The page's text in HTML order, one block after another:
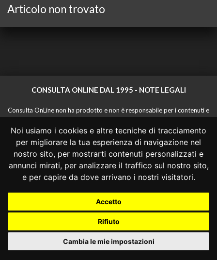
Noi usiamo i cookies e altre tecniche di tracciamento
per migliorare la tua esperienza di navigazione nel
nostro sito, per mostrarti contenuti personalizzati e
annunci mirati, per analizzare il traffico sul nostro sito,
e per capire da dove arrivano i nostri visitatori.
Accetto
Rifiuto
Cambia le mie impostazioni
Articolo non trovato
CONSULTA ONLINE DAL 1995 - NOTE LEGALI
Consulta OnLine non ha prodotto e non è responsabile per i contenuti e
le informazioni legali di siti collegati.
La consultazione di questi o del materiale contenuto nel sito non
costituisce una relazione di consulenza legale.
Nessuno deve confidare o agire in base alle informazioni disponibili in
questo sito senza una consulenza legale professionale.
info@giurcost.org| Giurisprudenza Costituzionale|